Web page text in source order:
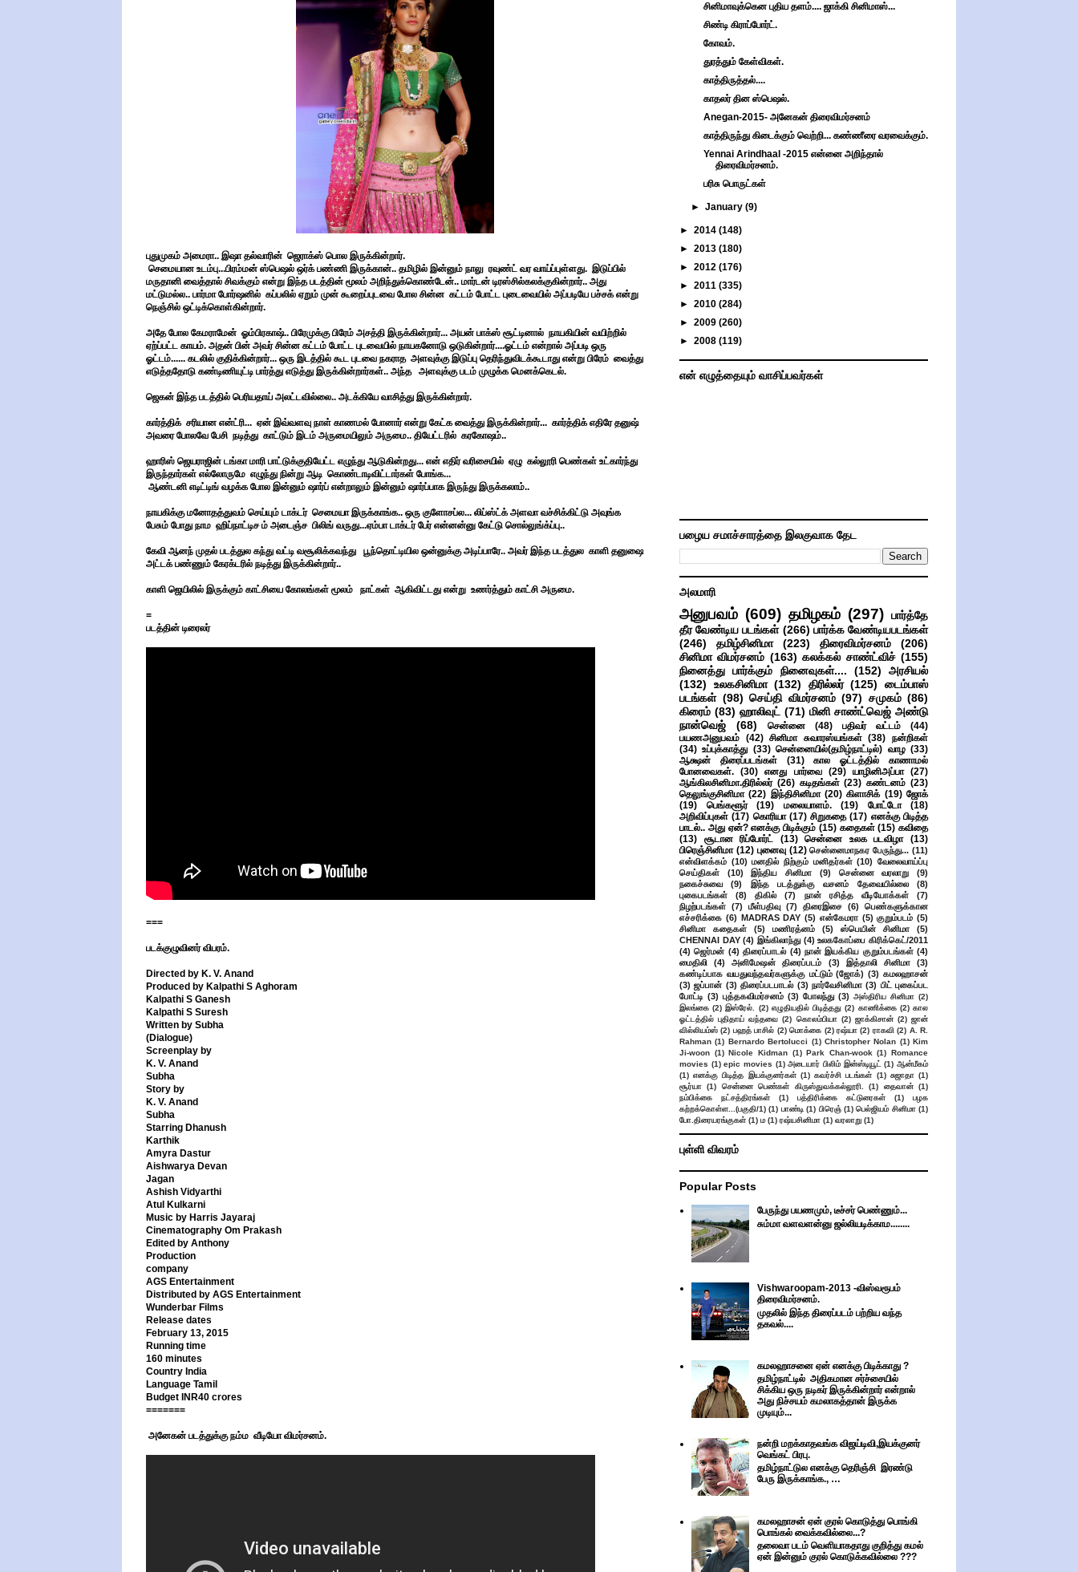
புதுமுகம் அமைரா.. இஷா தல்வாரின் ஜெராக்ஸ் பொல இருக்கின்றார்.
செமையான உடம்பு...பிரம்மன் ஸ்பெஷல் ஒர்க் பண்ணி இருக்கான்.. தமிழில் இன்னும் நாலு ரவுண்ட் வர வாய்ப்புள்ளது. இடுப்பில்
மருதானி வைத்தால் சிவக்கும் என்று இந்த படத்தின் மூலம் அறிந்துக்கொண்டேன்.. மார்டன் டிரஸ்சில்கலக்குகின்றார்.. அது
மட்டுமல்ல.. பார்மா போர்ஷனில் கப்பலில் ஏறும் முன் கூறைப்புடவை போல சின்ன கட்டம் போட்ட புடைவையில் அப்படியே பச்சக் என்று
நெஞ்சில் ஒட்டிக்கொள்கின்றார்.
அதே போல கேமராமேன் ஓம்பிரகாஷ்.. பிரேமுக்கு பிரேம் அசத்தி இருக்கின்றார்... அயன் பாக்ஸ் சூட்டினால் நாயகியின் வயிற்றில்
ஏற்ப்பட்ட காயம். அதன் பின் அவர் சின்ன கட்டம் போட்ட புடவையில் நாயகனோடு ஒடுகின்றார்....ஓட்டம் என்றால் அப்படி ஒரு
ஓட்டம்...... கடலில் குதிக்கின்றார்... ஒரு இடத்தில் கூட புடவை நகராத அளவுக்கு இடுப்பு தெரிந்துவிடக்கூடாது என்று பிரேம் வைத்து
எடுத்ததோடு கண்டிணியுட்டி பார்த்து எடுத்து இருக்கின்றார்கள்.. அந்த அளவுக்கு படம் முழுக்க மெனக்கெடல்.
ஜெகன் இந்த படத்தில் பெரியதாய் அலட்டவில்லை.. அடக்கியே வாசித்து இருக்கின்றார்.
கார்த்திக் சரியான என்ட்ரி... ஏன் இவ்வளவு நாள் காணமல் போனார் என்று கேட்க வைத்து இருக்கின்றார்... கார்த்திக் எதிரே தனுஷ்
அவரை போலவே பேசி நடித்து காட்டும் இடம் அருமையிலும் அருமை.. தியேட்டரில் கரகோஷம்..
ஹாரிஸ் ஜெயராஜின் டங்கா மாரி பாட்டுக்குதியேட்ட எழுந்து ஆடுகின்றது... என் எதிர் வரிசையில் ஏழு கல்லூரி பெண்கள் உட்கார்ந்து
இருந்தார்கள் எல்லோருமே எழுந்து நின்று ஆடி கொண்டாடிவிட்டார்கள் போங்க...
ஆண்டனி எடிட்டிங் வழக்க போல இன்னும் ஷார்ப் என்றாலும் இன்னும் ஷார்ப்பாக இருந்து இருக்கலாம்..
நாயகிக்கு மனோதத்துவம் செய்யும் டாக்டர் செமையா இருக்காங்க.. ஒரு குளோசப்ல... லிப்ஸ்ட்க் அளவா வச்சிக்கிட்டு அவுங்க
பேசும் போது நாம ஹிப்நாட்டிச ம் அடைஞ்ச பிலிங் வருது...ஏம்பா டாக்டர் பேர் என்னன்னு கேட்டு சொல்லுங்க்ப்பு..
கேவி ஆனந் முதல் படத்துல கந்து வட்டி வசூலிக்கவந்து பூந்தொட்டியில ஒன்னுக்கு அடிப்பாரே.. அவர் இந்த படத்துல காளி தனுஷை
அட்டக் பண்ணும் கேரக்டரில் நடித்து இருக்கின்றார்..
காளி ஜெயிலில் இருக்கும் காட்சியை கோலங்கள் மூலம் நாட்கள் ஆகிவிட்டது என்று உணர்த்தும் காட்சி அருமை.
=
படத்தின் டிரைலர்
===
படக்குழுவினர் விபரம்.
Directed by K. V. Anand
Produced by Kalpathi S Aghoram
Kalpathi S Ganesh
Kalpathi S Suresh
Written by Subha
(Dialogue)
Screenplay by
K. V. Anand
Subha
Story by
K. V. Anand
Subha
Starring Dhanush
Karthik
Amyra Dastur
Aishwarya Devan
Jagan
Ashish Vidyarthi
Atul Kulkarni
Music by Harris Jayaraj
Cinematography Om Prakash
Edited by Anthony
Production
company
AGS Entertainment
Distributed by AGS Entertainment
Wunderbar Films
Release dates
February 13, 2015
Running time
160 minutes
Country India
Language Tamil
Budget INR40 crores
=======
அனேகன் படத்துக்கு நம்ம வீடியோ விமர்சனம்.
சினிமாவுக்கென புதிய தளம்.... ஜாக்கி சினிமாஸ்...
சிண்டி கிராப்போர்ட்.
கோவம்.
துரத்தும் கேள்விகள்.
காத்திருத்தல்....
காதலர் தின ஸ்பெஷல்.
Anegan-2015- அனேகன் திரைவிமர்சனம்
காத்திருந்து கிடைக்கும் வெற்றி... கண்ணீரை வரவைக்கும்.
Yennai Arindhaal -2015 என்னை அறிந்தால்
திரைவிமர்சனம்.
பரிசு பொருட்கள்
►January(9)
► 2014 (148)
► 2013 (180)
► 2012 (176)
► 2011 (335)
► 2010 (284)
► 2009 (260)
► 2008 (119)
என் எழுத்தையும் வாசிப்பவர்கள்
பழைய சமாச்சாரத்தை இலகுவாக தேட
அலமாரி
அனுபவம் (609) தமிழகம் (297) பார்த்தே
தீர வேண்டிய படங்கள் (266) பார்க்க வேண்டியபடங்கள்
(246)
தமிழ்சினிமா (223) திரைவிமர்சனம்
(206)
சினிமா விமர்சனம் (163) கலக்கல் சாண்ட்விச் (155)
நினைத்து பார்க்கும் நினைவுகள்....
(152)
அரசியல்
(132)
உலகசினிமா (132) திரில்லர் (125)
டைம்பாஸ்
படங்கள் (98) செய்தி விமர்சனம் (97) சமுகம் (86)
கிரைம் (83) ஹாலிவுட் (71) மினி சாண்ட்வெஜ் அண்டு
நான்வெஜ்
(68) சென்னை (48) பதிவர் வட்டம்
(44)
பயணஅனுபவம் (42) சினிமா சுவாரஸ்யங்கள் (38) நன்றிகள்
(34) உப்புக்காத்து (33) சென்னையில்(தமிழ்நாட்டில்) வாழ (33)
ஆக்ஷன் திரைப்படங்கள்
(31)
கால ஓட்டத்தில் காணாமல்
போனவைகள். (30) எனது பார்வை (29) யாழினிஅப்பா (27)
ஆங்கிலசினிமா.திரில்லர் (26) கடிதங்கள் (23) கண்டனம் (23)
தெலுங்குசினிமா (22) இந்திசினிமா (20) கிளாசிக் (19) ஜோக்
(19)
பெங்களூர் (19) மலையாளம். (19) போட்டோ
(18)
அறிவிப்புகள் (17) கொரியா (17) சிறுகதை (17) எனக்கு பிடித்த
பாடல்.. அது ஏன்? எனக்கு பிடிக்கும் (15) கதைகள் (15) கவிதை
(13)
சூடான ரிப்போர்ட் (13) சென்னை உலக படவிழா
(13)
பிரெஞ்சினிமா (12) புனைவு (12) சென்னைமாநகர பேருந்து... (11)
என்விளக்கம் (10) மனதில் நிற்கும் மனிதர்கள் (10) வேலைவாய்ப்பு
செய்திகள்
(10) இந்திய சினிமா (9) சென்னை வரலாறு
(9)
நகைச்சுவை
(9) இந்த படத்துக்கு வசனம் தேவையில்லை
(8)
புகைபடங்கள்
(8) திகில் (7) நான் ரசித்த வீடியோக்கள்
(7)
நிழற்படங்கள் (7) மீள்பதிவு (7) திரைஇசை (6)
பெண்களுக்கான
எச்சரிக்கை (6) MADRAS DAY (5) என்கேமரா (5) குறும்படம் (5)
சினிமா கதைகள்
(5) மணிரத்னம் (5) ஸ்பெயின் சினிமா
(5)
CHENNAI DAY (4) இங்கிலாந்து (4) உலககோப்பை கிரிக்கெட்/2011
(4) ஜெர்மன் (4) திரைப்பாடல் (4) நான் இயக்கிய குறும்படங்கள் (4)
மைதிலி
(4) அனிமேஷன் திரைப்படம் (3) இத்தாலி சினிமா
(3)
கண்டிப்பாக வயதுவந்தவர்களுக்கு மட்டும் (ஜோக்) (3) கமலஹாசன்
(3) ஜப்பான் (3) திரைப்படபாடல் (3) நார்வேசினிமா (3) பிட் புகைப்பட
போட்டி (3) புத்தகவிமர்சனம் (3) போலந்து (3) அஸ்திரிய சினிமா (2)
இலங்கை (2) இஸ்ரேல். (2) எழுதியதில் பிடித்தது (2) காணிக்கை (2) கால
ஓட்டத்தில் புதிதாய் வந்தவை (2) கொலம்பியா (2) ஜாக்கிசான் (2) ஜான்
வில்லியம்ஸ் (2) பஹத் பாசில் (2) மொக்கை (2) ரஷ்யா (2) ராகவி (2) A. R.
Rahman (1) Bernardo Bertolucci (1) Christopher Nolan (1) Kim
Ji-woon (1) Nicole Kidman (1) Park Chan-wook (1) Romance
movies (1) epic movies (1) அடையார் பிலிம் இன்ஸ்டியூட் (1) ஆன்மீகம்
(1) எனக்கு பிடித்த இயக்குனர்கள் (1) கவர்ச்சி படங்கள் (1) சுஜாதா (1)
சூர்யா (1) சென்னை பெண்கள் கிருஸ்துவக்கல்லூரி. (1) தைவான் (1)
நம்பிக்கை நட்சத்திரங்கள்
(1) பத்திரிக்கை கட்டுரைகள் (1)
பழக
கற்றக்கொள்ள...(பகுதி/1) (1) பாண்டி (1) பிரெஞ் (1) பெல்ஜியம் சினிமா (1)
போ.திரையரங்குகள் (1) ம (1) ரஷ்யசினிமா (1) வரலாறு (1)
புள்ளி விவரம்
Popular Posts
பேருந்து பயணமும், டீச்சர் பெண்ணும்...
சும்மா வளவளன்னு ஜல்லியடிக்காம........
Vishwaroopam-2013 -விஸ்வரூபம்
திரைவிமர்சனம்.
முதலில் இந்த திரைப்படம் பற்றிய வந்த
தகவல்....
கமலஹாசனை ஏன் எனக்கு பிடிக்காது ?
தமிழ்நாட்டில் அதிகமான சர்ச்சையில்
சிக்கிய ஒரு நடிகர் இருக்கின்றார் என்றால்
அது நிச்சயம் கமலாகத்தான் இருக்க
முடியும்...
நன்றி மறக்காதவங்க விஜய்டிவி,இயக்குனர்
வெங்கட் பிரபு.
தமிழ்நாட்டுல எனக்கு தெரிஞ்சி இரண்டு
பேரு இருக்காங்க., …
கமலஹாசன் ஏன் குரல் கொடுத்து பொங்கி
பொங்கல் வைக்கவில்லை...?
தலைவா படம் வெளியாகதாது குறித்து கமல்
ஏன் இன்னும் குரல் கொடுக்கவில்லை ???